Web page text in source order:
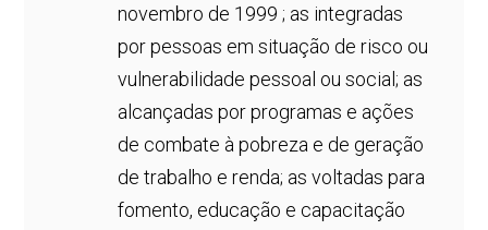
novembro de 1999 ; as integradas
por pessoas em situação de risco ou
vulnerabilidade pessoal ou social; as
alcançadas por programas e ações
de combate à pobreza e de geração
de trabalho e renda; as voltadas para
fomento, educação e capacitação